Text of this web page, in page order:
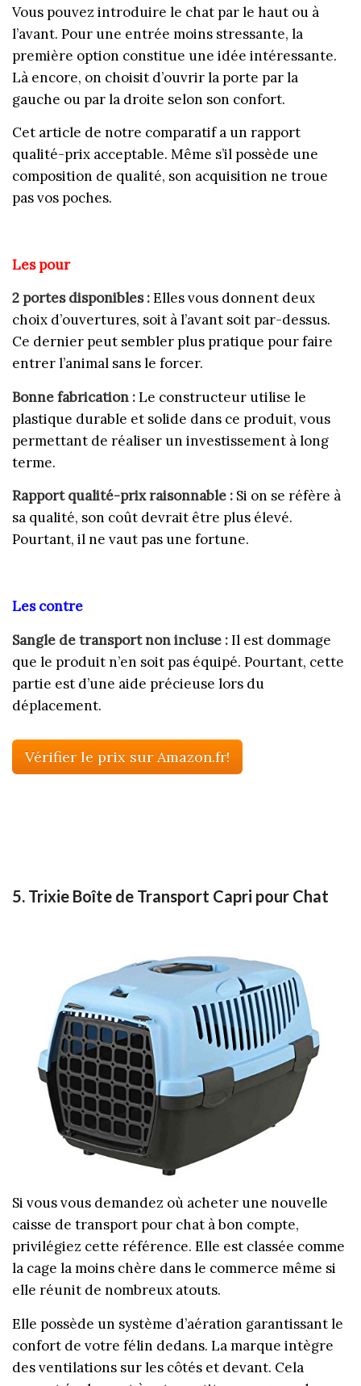
Vous pouvez introduire le chat par le haut ou à
l’avant. Pour une entrée moins stressante, la
première option constitue une idée intéressante.
Là encore, on choisit d’ouvrir la porte par la
gauche ou par la droite selon son confort.
Cet article de notre comparatif a un rapport
qualité-prix acceptable. Même s’il possède une
composition de qualité, son acquisition ne troue
pas vos poches.
Les pour
2 portes disponibles :Elles vous donnent deux
choix d’ouvertures, soit à l’avant soit par-dessus.
Ce dernier peut sembler plus pratique pour faire
entrer l’animal sans le forcer.
Bonne fabrication :Le constructeur utilise le
plastique durable et solide dans ce produit, vous
permettant de réaliser un investissement à long
terme.
Rapport qualité-prix raisonnable : Si on se réfère à
sa qualité, son coût devrait être plus élevé.
Pourtant, il ne vaut pas une fortune.
Les contre
Sangle de transport non incluse :Il est dommage
que le produit n’en soit pas équipé. Pourtant, cette
partie est d’une aide précieuse lors du
déplacement.
Vérifier le prix sur Amazon.fr!
5. Trixie Boîte de Transport Capri pour Chat
Si vous vous demandez où acheter une nouvelle
caisse de transport pour chat à bon compte,
privilégiez cette référence. Elle est classée comme
la cage la moins chère dans le commerce même si
elle réunit de nombreux atouts.
Elle possède un système d’aération garantissant le
confort de votre félin dedans. La marque intègre
des ventilations sur les côtés et devant. Cela